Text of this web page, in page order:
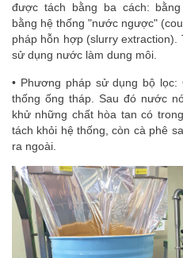
được tách bằng ba cách:
bằng hệ thống "nước ngược"
pháp hỗn hợp (slurry
sử dụng nước làm dung môi.
• Phương pháp sử dụng bộ
thống ống tháp. Sau đó nước
khử những chất hòa tan có
tách khỏi hệ thống, còn cà phê
ra ngoài.